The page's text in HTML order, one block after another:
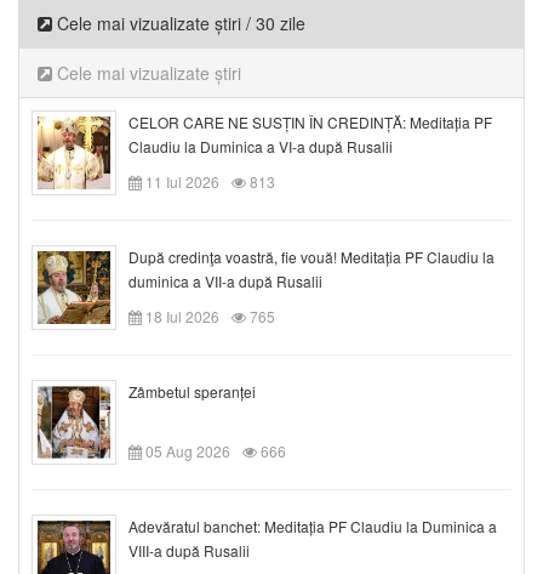
Cele mai vizualizate știri / 30 zile
Cele mai vizualizate știri
CELOR CARE NE SUSȚIN ÎN CREDINȚĂ: Meditația PF
Claudiu la Duminica a VI-a după Rusalii
11 Iul 2026
813
După credinţa voastră, fie vouă! Meditația PF Claudiu la
duminica a VII-a după Rusalii
18 Iul 2026
765
Zâmbetul speranței
05 Aug 2026 666
Adevăratul banchet: Meditația PF Claudiu la Duminica a
VIII-a după Rusalii